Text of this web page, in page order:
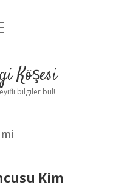
Köşesi
bilgiler bul!
Kim